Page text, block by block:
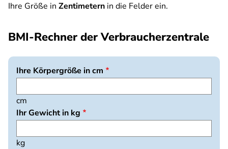
Ihre Größe in Zentimetern in die Felder ein.
BMI-Rechner der Verbraucherzentrale
Ihre Körpergröße in cm
cm
Ihr Gewicht in kg
kg